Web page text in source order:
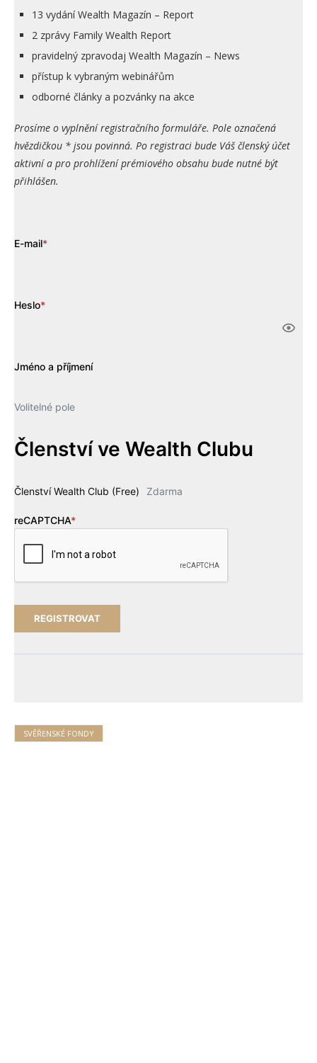
13 vydání Wealth Magazín – Report
2 zprávy Family Wealth Report
pravidelný zpravodaj Wealth Magazín – News
přístup k vybraným webinářům
odborné články a pozvánky na akce
Prosíme o vyplnění registračního formuláře. Pole označená
hvězdičkou * jsou povinná. Po registraci bude Váš členský účet
aktivní a pro prohlížení prémiového obsahu bude nutné být
přihlášen.
E-mail*
Heslo*
Jméno a příjmení
Volitelné pole
Členství ve Wealth Clubu
Členství Wealth Club (Free) Zdarma
reCAPTCHA*
SVĚŘENSKÉ FONDY